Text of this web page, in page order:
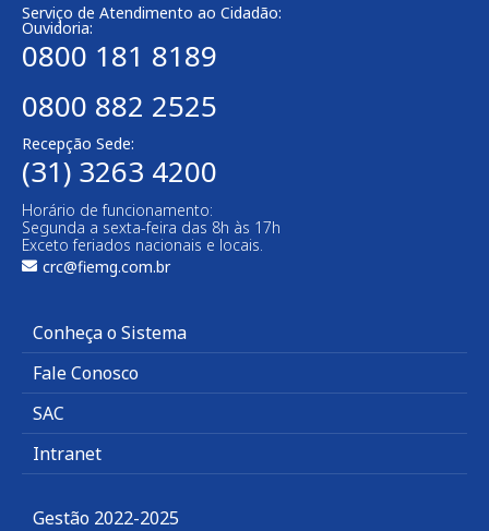
Serviço de Atendimento ao Cidadão:
Ouvidoria:
0800 181 8189
0800 882 2525
Recepção Sede:
(31) 3263 4200
Horário de funcionamento:
Segunda a sexta-feira das 8h às 17h
Exceto feriados nacionais e locais.
crc@fiemg.com.br
Conheça o Sistema
Fale Conosco
SAC
Intranet
Gestão 2022-2025